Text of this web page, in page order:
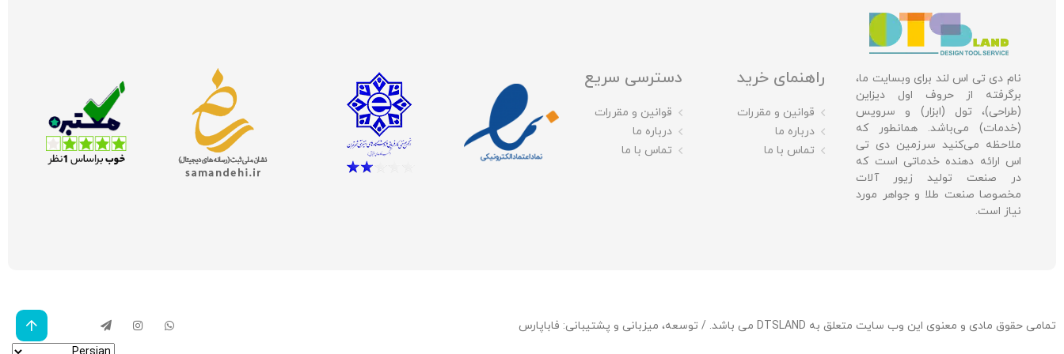
نام دی تی اس لند برای وبسایت ما،
برگرفته از حروف اول دیزاین
(طراحی)، تول (ابزار) و سرویس
(خدمات) می‌باشد. همانطور که
ملاحظه می‌کنید سرزمین دی تی
اس ارائه دهنده خدماتی است که
در صنعت تولید زیور آلات
مخصوصا صنعت طلا و جواهر مورد
نیاز است.
راهنمای خرید
قوانین و مقررات
درباره ما
تماس با ما
دسترسی سریع
قوانین و مقررات
درباره ما
تماس با ما
تمامی حقوق مادی و معنوی این وب سایت متعلق به DTSLAND می باشد. / توسعه، میزبانی و پشتیبانی: فاباپارس